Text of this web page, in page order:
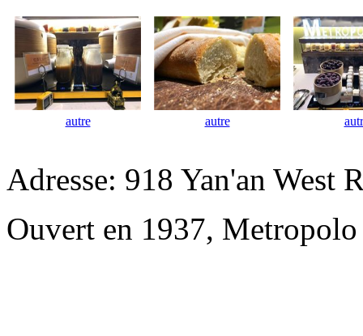
autre autre
Adresse: 918 Yan'an West
Ouvert en 1937,